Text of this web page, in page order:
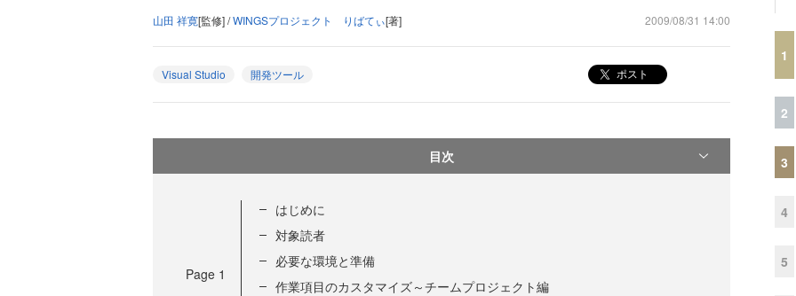
山田 祥寛[監修] /WINGSプロジェクト りばてぃ[著] 2009/08/31 14:00
Visual Studio 開発ツール ポスト
目次
Page 1
はじめに
対象読者
必要な環境と準備
作業項目のカスタマイズ～チームプロジェクト編
1
2
3
4
5